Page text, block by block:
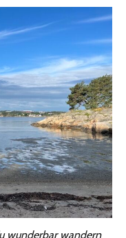
wunderbar wandern